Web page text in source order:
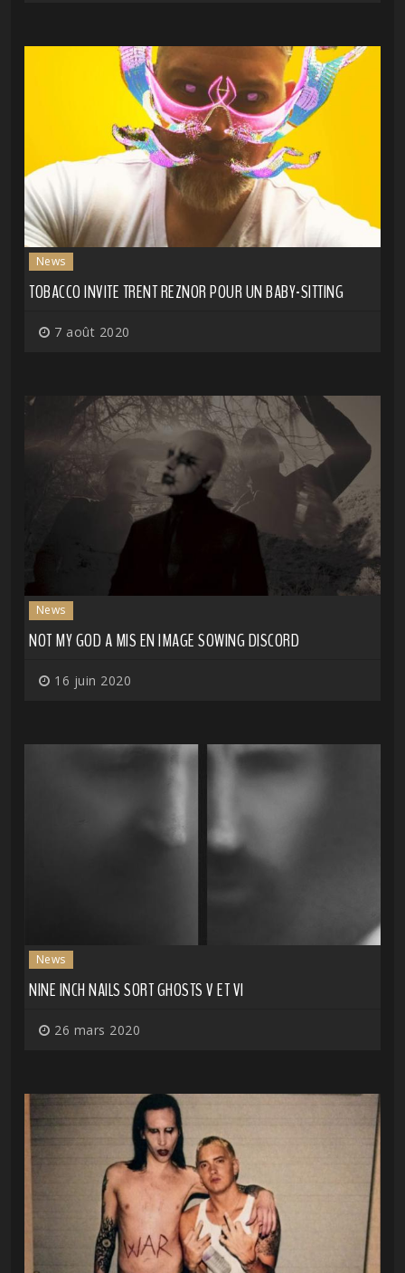
News
TOBACCO INVITE TRENT REZNOR POUR UN BABY-SITTING
7 août 2020
News
NOT MY GOD A MIS EN IMAGE SOWING DISCORD
16 juin 2020
News
NINE INCH NAILS SORT GHOSTS V ET VI
26 mars 2020